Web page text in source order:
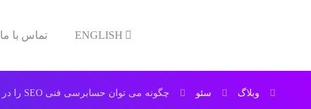
تماس با ما ENGLISH
وبلاگ سئو چگونه می توان حسابرسی فنی SEO را در 7 مرحله انجام داد (به علاوه یک میانبر 60 ثانیه ای)